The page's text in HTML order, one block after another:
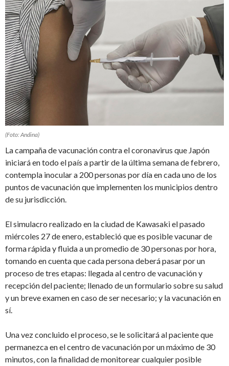
(Foto: Andina)
La campaña de vacunación contra el coronavirus que Japón
iniciará en todo el país a partir de la última semana de febrero,
contempla inocular a 200 personas por día en cada uno de los
puntos de vacunación que implementen los municipios dentro
de su jurisdicción.
El simulacro realizado en la ciudad de Kawasaki el pasado
miércoles 27 de enero, estableció que es posible vacunar de
forma rápida y fluida a un promedio de 30 personas por hora,
tomando en cuenta que cada persona deberá pasar por un
proceso de tres etapas: llegada al centro de vacunación y
recepción del paciente; llenado de un formulario sobre su salud
y un breve examen en caso de ser necesario; y la vacunación en
sí.
Una vez concluido el proceso, se le solicitará al paciente que
permanezca en el centro de vacunación por un máximo de 30
minutos, con la finalidad de monitorear cualquier posible